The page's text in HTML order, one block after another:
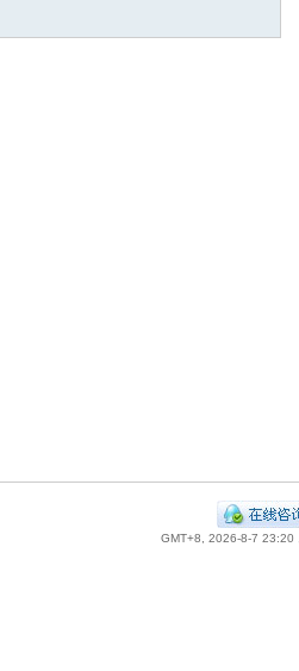
GMT+8, 2026-8-7 23:20